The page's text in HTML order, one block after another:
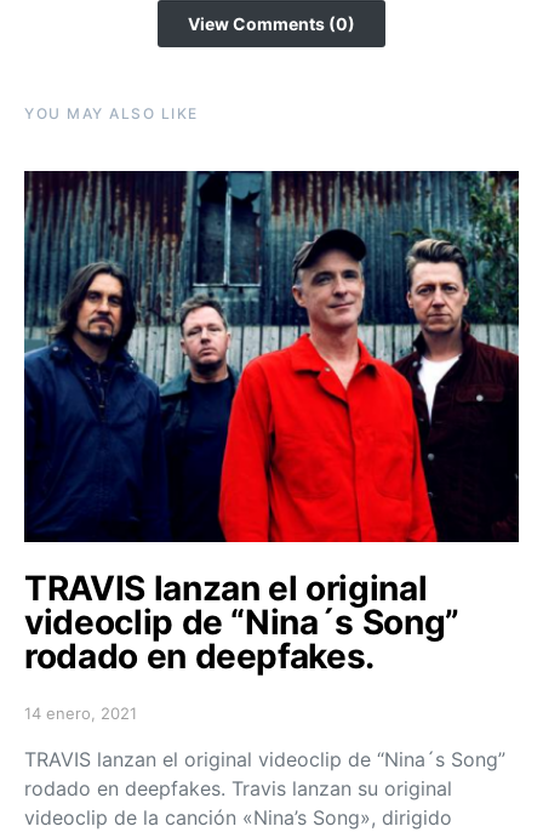
View Comments (0)
YOU MAY ALSO LIKE
TRAVIS lanzan el original
videoclip de “Nina´s Song”
rodado en deepfakes.
Posted on
14 enero, 2021
TRAVIS lanzan el original videoclip de “Nina´s Song”
rodado en deepfakes. Travis lanzan su original
videoclip de la canción «Nina’s Song», dirigido